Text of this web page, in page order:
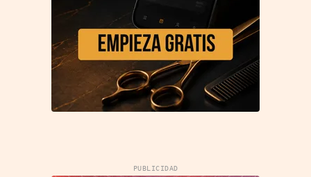
PUBLICIDAD